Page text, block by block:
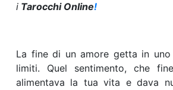
i Tarocchi Online!
La fine di un amore getta in
limiti. Quel sentimento, che
alimentava la tua vita e dava